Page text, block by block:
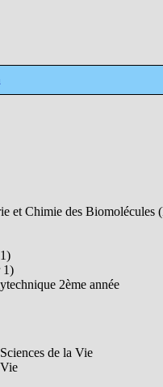
et Chimie des
1)
2ème année
de la Vie